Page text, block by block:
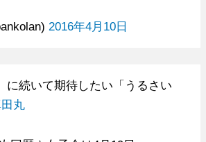
2016年4月10日
に続いて期待したい「うるさい
丸